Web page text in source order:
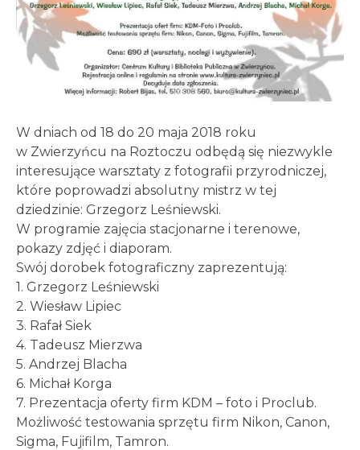
W dniach od 18 do 20 maja 2018 roku
w Zwierzyńcu na Roztoczu odbędą się niezwykle
interesujące warsztaty z fotografii przyrodniczej,
które poprowadzi absolutny mistrz w tej
dziedzinie: Grzegorz Leśniewski.
W programie zajęcia stacjonarne i terenowe,
pokazy zdjęć i diaporam.
Swój dorobek fotograficzny zaprezentują:
1. Grzegorz Leśniewski
2. Wiesław Lipiec
3. Rafał Siek
4. Tadeusz Mierzwa
5. Andrzej Blacha
6. Michał Korga
7. Prezentacja oferty firm KDM – foto i Proclub.
Możliwość testowania sprzętu firm Nikon, Canon,
Sigma, Fujifilm, Tamron.